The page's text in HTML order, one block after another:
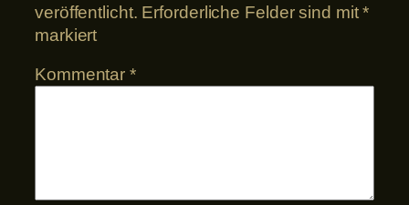
veröffentlicht. Erforderliche Felder sind mit*
markiert
Kommentar*